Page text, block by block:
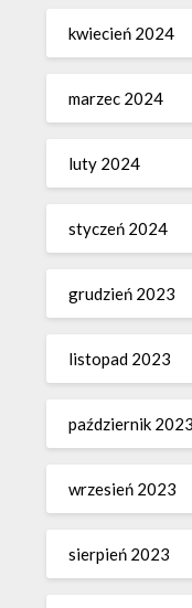
kwiecień 2024
marzec 2024
luty 2024
styczeń 2024
grudzień 2023
listopad 2023
październik 2023
wrzesień 2023
sierpień 2023